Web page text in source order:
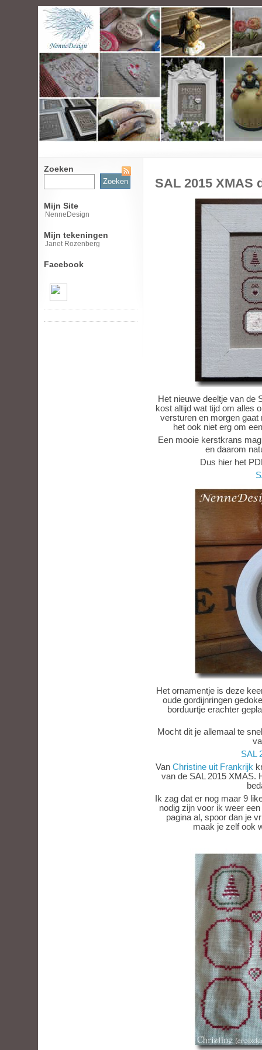
Zoeken
Zoeken
naar:
Mijn Site
NenneDesign
Mijn tekeningen
Janet Rozenberg
Facebook
SAL 2015 XMAS
Het nieuwe deeltje van de
kost altijd wat tijd om alles
versturen en morgen
het ook niet erg om
Een mooie kerstkrans
en daarom
Dus hier het
Het ornamentje is deze
oude gordijnringen
borduurtje erachter
Mocht dit je allemaal te
SAL
Van Christine uit Frankrijk
van de SAL 2015 XMAS.
Ik zag dat er nog maar 9
nodig zijn voor ik weer
pagina al, spoor dan je
maak je zelf ook